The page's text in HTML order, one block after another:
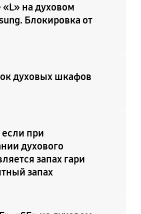
на духовом
Блокировка от
духовых шкафов
если при
духового
запах гари
запах